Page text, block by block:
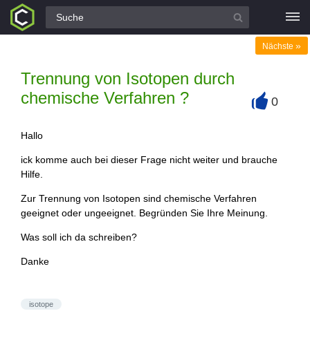
Alle Fragen
Trennung von Isotopen durch
chemische Verfahren ?
Nächste »
0
Hallo
ick komme auch bei dieser Frage nicht weiter und brauche
Hilfe.
Zur Trennung von Isotopen sind chemische Verfahren
geeignet oder ungeeignet. Begründen Sie Ihre Meinung.
Was soll ich da schreiben?
Danke
isotope